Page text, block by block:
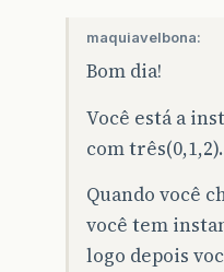
maquiavelbona:
Bom dia!
Você está a
com três(0,1,2).
Quando você
você tem
logo depois